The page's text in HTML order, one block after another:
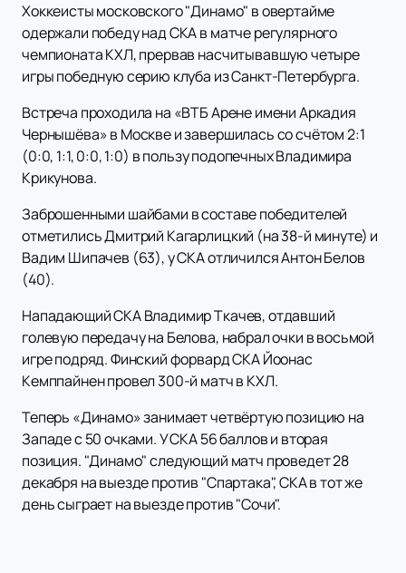
Хоккеисты московского "Динамо" в овертайме
одержали победу над СКА в матче регулярного
чемпионата КХЛ, прервав насчитывавшую четыре
игры победную серию клуба из Санкт-Петербурга.
Встреча проходила на «ВТБ Арене имени Аркадия
Чернышёва» в Москве и завершилась со счётом 2:1
(0:0, 1:1, 0:0, 1:0) в пользу подопечных Владимира
Крикунова.
Заброшенными шайбами в составе победителей
отметились Дмитрий Кагарлицкий (на 38-й минуте) и
Вадим Шипачев (63), у СКА отличился Антон Белов
(40).
Нападающий СКА Владимир Ткачев, отдавший
голевую передачу на Белова, набрал очки в восьмой
игре подряд. Финский форвард СКА Йоонас
Кемппайнен провел 300-й матч в КХЛ.
Теперь «Динамо» занимает четвёртую позицию на
Западе с 50 очками. У СКА 56 баллов и вторая
позиция. "Динамо" следующий матч проведет 28
декабря на выезде против "Спартака", СКА в тот же
день сыграет на выезде против "Сочи".